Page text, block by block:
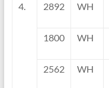
4. 2892 WH
1800
WH
2562
WH